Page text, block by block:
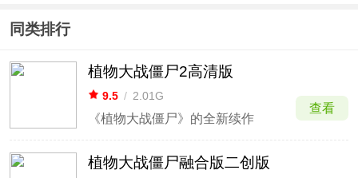
同类排行
植物大战僵尸2高清版
9.5 / 2.01G
《植物大战僵尸》的全新续作
查看
植物大战僵尸融合版二创版